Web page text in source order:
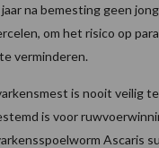
na bemesting geen
om het risico op
verminderen.
is nooit veilig
is voor
Ascaris